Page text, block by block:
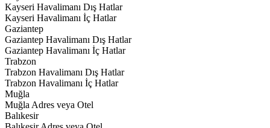
Kayseri Havalimanı Dış Hatlar
Kayseri Havalimanı İç Hatlar
Gaziantep
Gaziantep Havalimanı Dış Hatlar
Gaziantep Havalimanı İç Hatlar
Trabzon
Trabzon Havalimanı Dış Hatlar
Trabzon Havalimanı İç Hatlar
Muğla
Muğla Adres veya Otel
Balıkesir